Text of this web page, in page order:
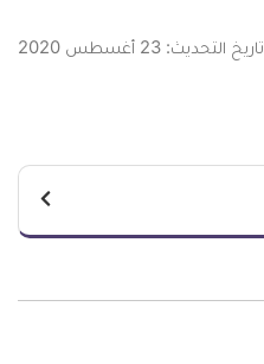
تاريخ التحديث: 23 أغسطس 2020